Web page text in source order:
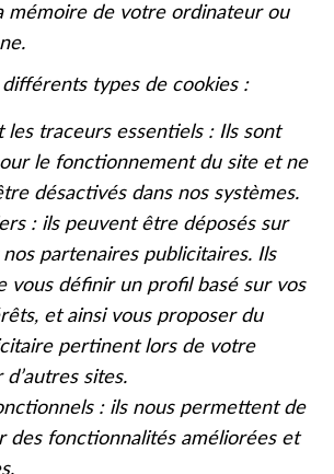
mémoire de votre ordinateur ou
types de cookies :
les traceurs essentiels : Ils sont
le fonctionnement du site et ne
désactivés dans nos systèmes.
: ils peuvent être déposés sur
partenaires publicitaires. Ils
vous définir un profil basé sur vos
et ainsi vous proposer du
pertinent lors de votre
sites.
: ils nous permettent de
des fonctionnalités améliorées et